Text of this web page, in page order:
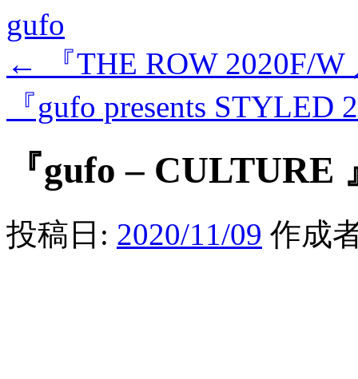
gufo
←
『THE ROW 2020F/
『gufo presents STYLED
『gufo – CULTURE
投稿日: 2020/11/09 作成